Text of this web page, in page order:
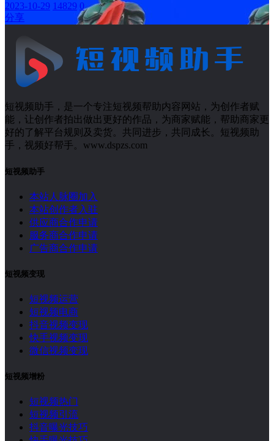
2023-10-29 14829 0
分享
短视频助手，是一个专注短视频帮助内容网站，为创作者赋
能，让创作者拍出做出更好的作品，为商家赋能，帮助商家更
好的了解平台规则及卖货。共同进步，共同成长。短视频助
手，视频好帮手。www.dspzs.com
短视频助手
本站人脉圈加入
本站创作者入驻
供应商合作申请
服务商合作申请
广告商合作申请
短视频变现
短视频运营
短视频电商
抖音视频变现
快手视频变现
微信视频变现
短视频增粉
短视频热门
短视频引流
抖音曝光技巧